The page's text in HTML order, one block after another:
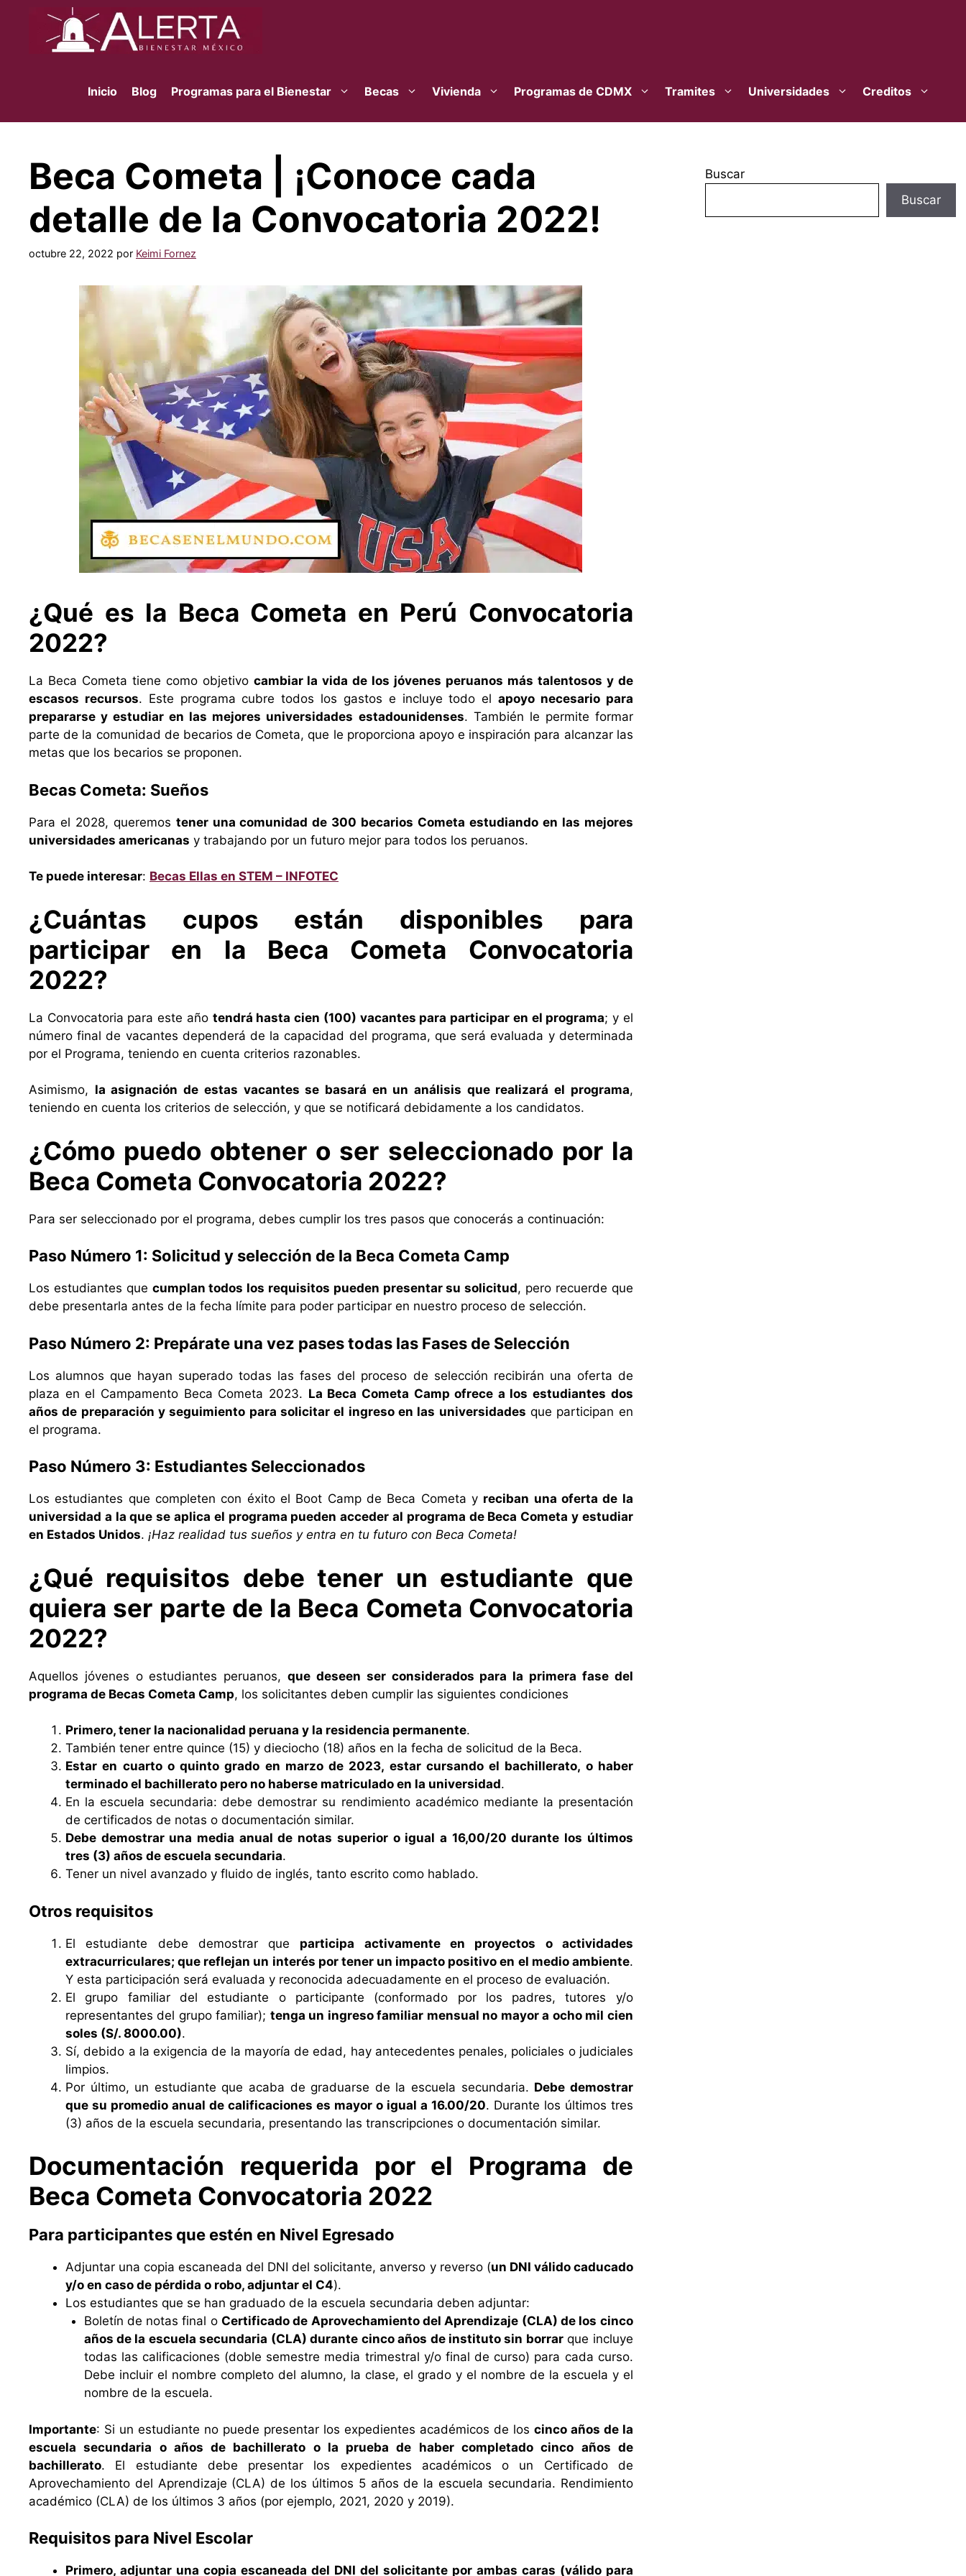
contenido
Inicio Blog Programas para el Bienestar Becas Vivienda Programas de CDMX Tramites Universidades Creditos
Beca Cometa | ¡Conoce cada
detalle de la Convocatoria 2022!
octubre 22, 2022 por Keimi Fornez
¿Qué es la Beca Cometa en Perú Convocatoria
2022?
La Beca Cometa tiene como objetivo cambiar la vida de los jóvenes peruanos más talentosos y de
escasos recursos. Este programa cubre todos los gastos e incluye todo elapoyo necesario para
prepararse y estudiar en las mejores universidades estadounidenses. También le permite formar
parte de la comunidad de becarios de Cometa, que le proporciona apoyo e inspiración para alcanzar las
metas que los becarios se proponen.
Becas Cometa: Sueños
Para el 2028, queremos tener una comunidad de 300 becarios Cometa estudiando en las mejores
universidades americanas y trabajando por un futuro mejor para todos los peruanos.
Te puede interesar: Becas Ellas en STEM – INFOTEC
¿Cuántas cupos están disponibles para
participar en la Beca Cometa Convocatoria
2022?
La Convocatoria para este año tendrá hasta cien (100) vacantes para participar en el programa; y el
número final de vacantes dependerá de la capacidad del programa, que será evaluada y determinada
por el Programa, teniendo en cuenta criterios razonables.
Asimismo, la asignación de estas vacantes se basará en un análisis que realizará el programa,
teniendo en cuenta los criterios de selección, y que se notificará debidamente a los candidatos.
¿Cómo puedo obtener o ser seleccionado por la
Beca Cometa Convocatoria 2022?
Para ser seleccionado por el programa, debes cumplir los tres pasos que conocerás a continuación:
Paso Número 1: Solicitud y selección de la Beca Cometa Camp
Los estudiantes que cumplan todos los requisitos pueden presentar su solicitud, pero recuerde que
debe presentarla antes de la fecha límite para poder participar en nuestro proceso de selección.
Paso Número 2: Prepárate una vez pases todas las Fases de Selección
Los alumnos que hayan superado todas las fases del proceso de selección recibirán una oferta de
plaza en el Campamento Beca Cometa 2023. La Beca Cometa Camp ofrece a los estudiantes dos
años de preparación y seguimiento para solicitar el ingreso en las universidades que participan en
el programa.
Paso Número 3: Estudiantes Seleccionados
Los estudiantes que completen con éxito el Boot Camp de Beca Cometa y reciban una oferta de la
universidad a la que se aplica el programa pueden acceder al programa de Beca Cometa y estudiar
en Estados Unidos. ¡Haz realidad tus sueños y entra en tu futuro con Beca Cometa!
¿Qué requisitos debe tener un estudiante que
quiera ser parte de la Beca Cometa Convocatoria
2022?
Aquellos jóvenes o estudiantes peruanos,que deseen ser considerados para la primera fase del
programa de Becas Cometa Camp, los solicitantes deben cumplir las siguientes condiciones
Primero, tener la nacionalidad peruana y la residencia permanente.
También tener entre quince (15) y dieciocho (18) años en la fecha de solicitud de la Beca.
Estar en cuarto o quinto grado en marzo de 2023, estar cursando el bachillerato, o haber
terminado el bachillerato pero no haberse matriculado en la universidad.
En la escuela secundaria: debe demostrar su rendimiento académico mediante la presentación
de certificados de notas o documentación similar.
Debe demostrar una media anual de notas superior o igual a 16,00/20 durante los últimos
tres (3) años de escuela secundaria.
Tener un nivel avanzado y fluido de inglés, tanto escrito como hablado.
Otros requisitos
El estudiante debe demostrar que participa activamente en proyectos o actividades
extracurriculares; que reflejan un interés por tener un impacto positivo en el medio ambiente.
Y esta participación será evaluada y reconocida adecuadamente en el proceso de evaluación.
El grupo familiar del estudiante o participante (conformado por los padres, tutores y/o
representantes del grupo familiar); tenga un ingreso familiar mensual no mayor a ocho mil cien
soles (S/. 8000.00).
Sí, debido a la exigencia de la mayoría de edad, hay antecedentes penales, policiales o judiciales
limpios.
Por último, un estudiante que acaba de graduarse de la escuela secundaria. Debe demostrar
que su promedio anual de calificaciones es mayor o igual a 16.00/20. Durante los últimos tres
(3) años de la escuela secundaria, presentando las transcripciones o documentación similar.
Documentación requerida por el Programa de
Beca Cometa Convocatoria 2022
Para participantes que estén en Nivel Egresado
Adjuntar una copia escaneada del DNI del solicitante, anverso y reverso (un DNI válido caducado
y/o en caso de pérdida o robo, adjuntar el C4).
Los estudiantes que se han graduado de la escuela secundaria deben adjuntar:
Boletín de notas final oCertificado de Aprovechamiento del Aprendizaje (CLA) de los cinco
años de la escuela secundaria (CLA) durante cinco años de instituto sin borrarque incluye
todas las calificaciones (doble semestre media trimestral y/o final de curso) para cada curso.
Debe incluir el nombre completo del alumno, la clase, el grado y el nombre de la escuela y el
nombre de la escuela.
Importante: Si un estudiante no puede presentar los expedientes académicos de los cinco años de la
escuela secundaria o años de bachillerato o la prueba de haber completado cinco años de
bachillerato. El estudiante debe presentar los expedientes académicos o un Certificado de
Aprovechamiento del Aprendizaje (CLA) de los últimos 5 años de la escuela secundaria. Rendimiento
académico (CLA) de los últimos 3 años (por ejemplo, 2021, 2020 y 2019).
Requisitos para Nivel Escolar
Primero, adjuntar una copia escaneada del DNI del solicitante por ambas caras (válido para
Buscar
Buscar